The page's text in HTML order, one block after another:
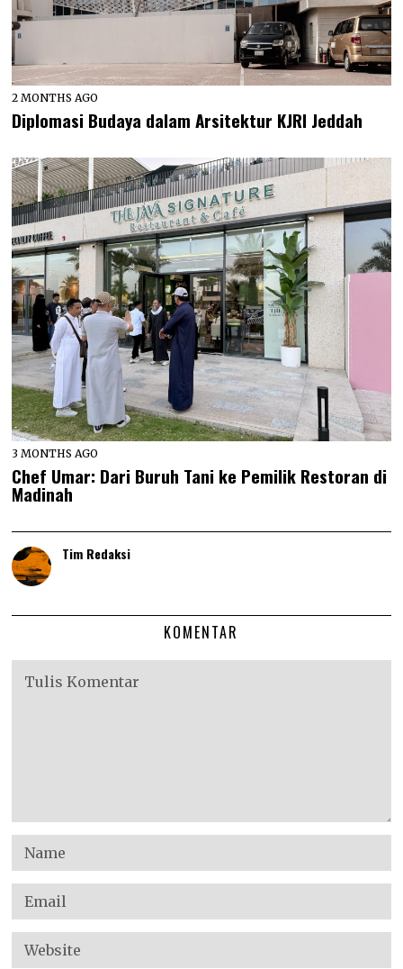
2 MONTHS AGO
Diplomasi Budaya dalam Arsitektur KJRI Jeddah
3 MONTHS AGO
Chef Umar: Dari Buruh Tani ke Pemilik Restoran di
Madinah
Tim Redaksi
KOMENTAR